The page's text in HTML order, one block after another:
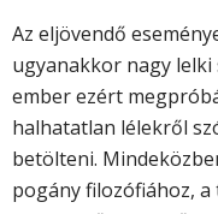
Az eljövendő
ugyanakkor nagy lelki
ember ezért
halhatatlan lélekről
betölteni.
pogány filozófiához,